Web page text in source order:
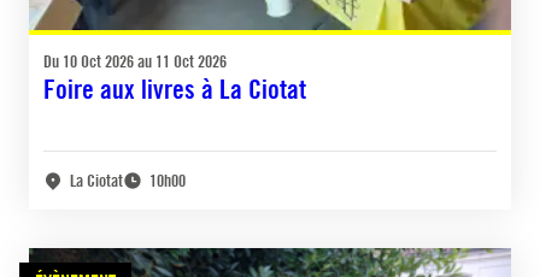
Du 10 Oct 2026 au 11 Oct 2026
Foire aux livres à La Ciotat
La Ciotat 10h00